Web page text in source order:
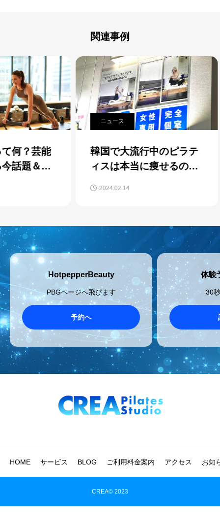
関連事例
能
人
ニュース
韓国で大流行中のピラテ
ィスは本当に痩せるの
2024.02.14
HotpepperBeauty
PBGページへ飛びます
予約へ
体験
30
HOME サービス BLOG ご利用料金案内 アクセス お知
CREA© 2023